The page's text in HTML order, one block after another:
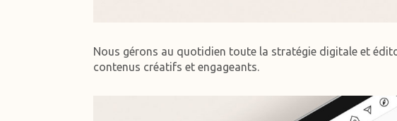
Nous gérons au quotidien toute la stratégie digitale et
contenus créatifs et engageants.